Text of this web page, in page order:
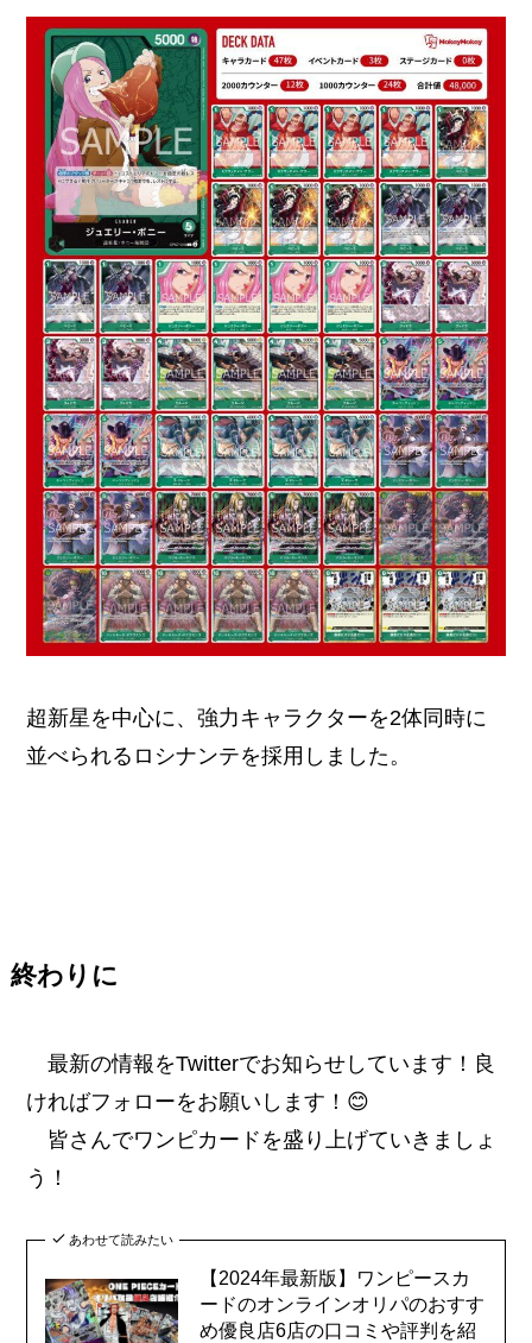
超新星を中心に、強力キャラクターを2体同時に
並べられるロシナンテを採用しました。
終わりに
最新の情報をTwitterでお知らせしています！良
ければフォローをお願いします！😊
皆さんでワンピカードを盛り上げていきましょ
う！
あわせて読みたい
【2024年最新版】ワンピースカ
ードのオンラインオリパのおすす
め優良店6店の口コミや評判を紹